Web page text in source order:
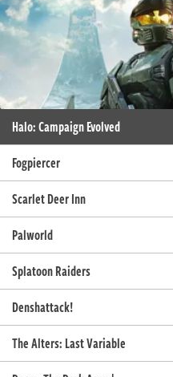
Halo: Campaign Evolved
Fogpiercer
Scarlet Deer Inn
Palworld
Splatoon Raiders
Denshattack!
The Alters: Last Variable